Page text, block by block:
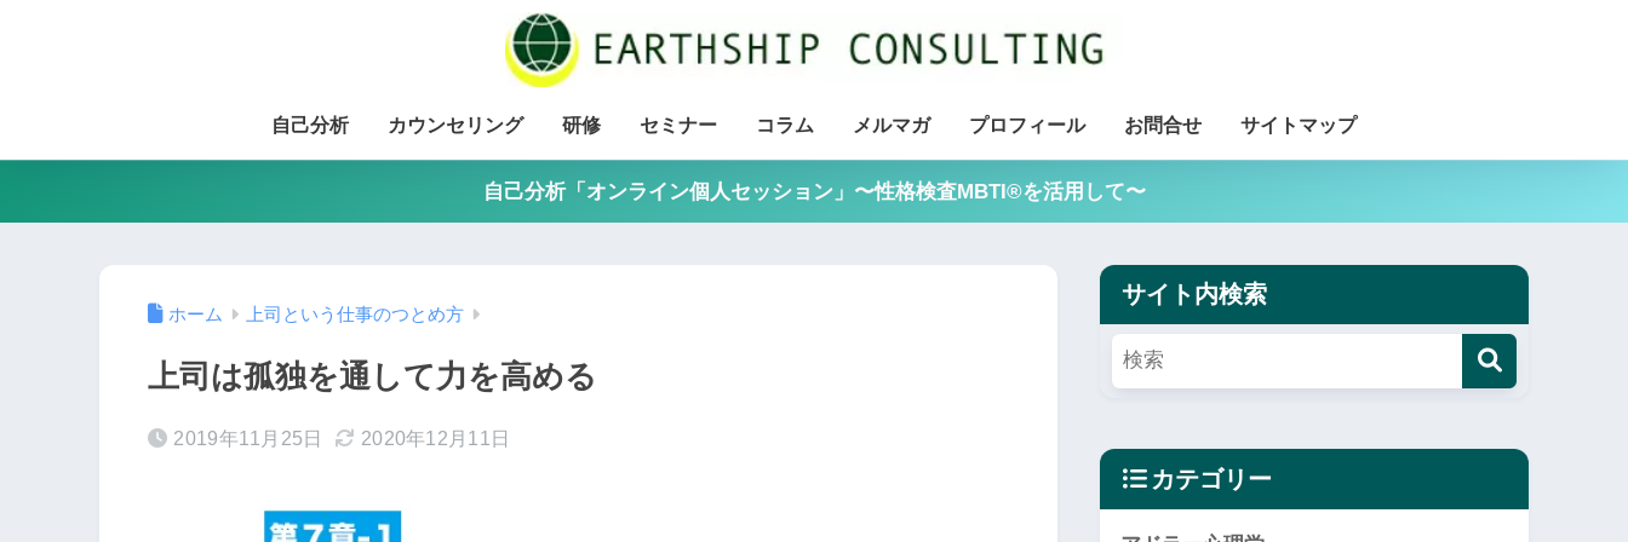
自己分析 カウンセリング 研修 セミナー コラム メルマガ プロフィール お問合せ サイトマップ
自己分析「オンライン個人セッション」〜性格検査MBTI®を活用して〜
ホーム 上司という仕事のつとめ方
上司は孤独を通して力を高める
2019年11月25日 2020年12月11日
サイト内検索
カテゴリー